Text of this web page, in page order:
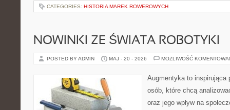
CATEGORIES: HISTORIA MAREK ROWEROWYCH
NOWINKI ZE ŚWIATA ROBOTYKI
POSTED BY ADMIN MAJ - 20 - 2026 MOŻLIWOŚĆ
Augmentyka to inspirująca
osób, które chcą
oraz jego wpływ na